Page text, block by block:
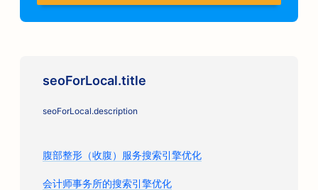
seoForLocal.title
seoForLocal.description
腹部整形（收腹）服务搜索引擎优化
会计师事务所的搜索引擎优化